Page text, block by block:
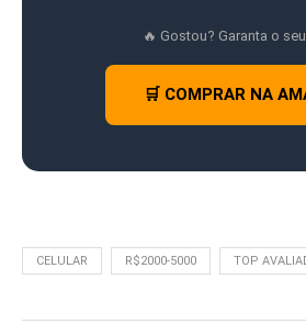
🔥 Gostou? Garanta o
🛒 COMPRAR NA
CELULAR R$2000-5000 TOP